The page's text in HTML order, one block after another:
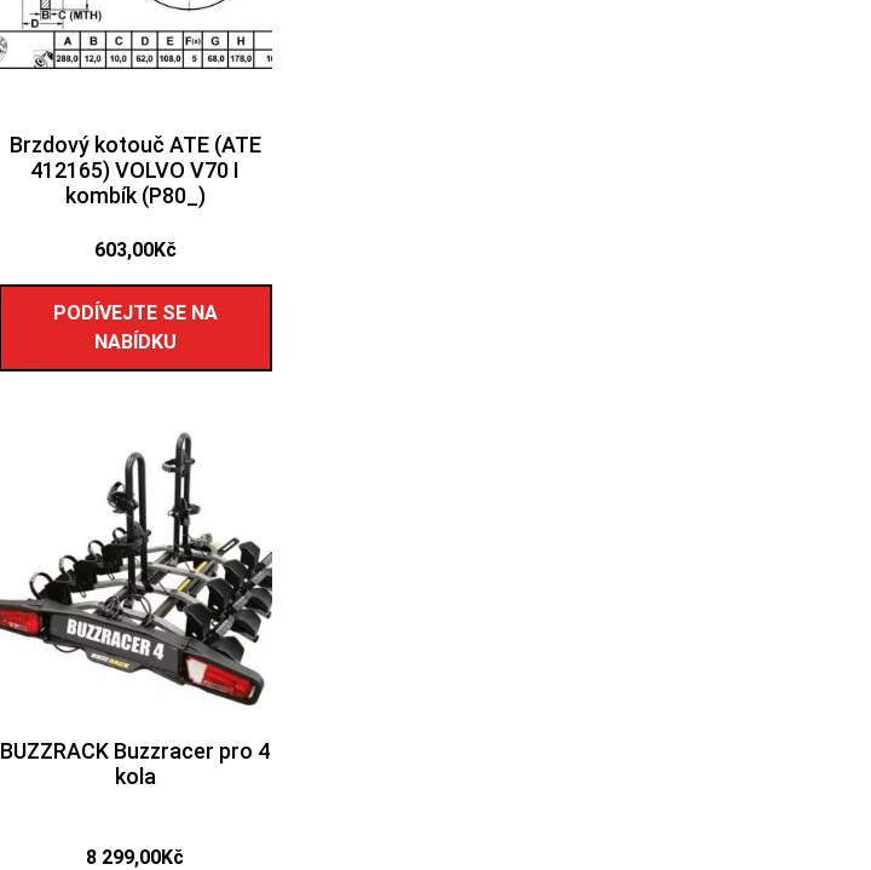
Brzdový kotouč ATE (ATE
412165) VOLVO V70 I
kombík (P80_)
603,00Kč
PODÍVEJTE SE NA
NABÍDKU
BUZZRACK Buzzracer pro 4
kola
8 299,00Kč